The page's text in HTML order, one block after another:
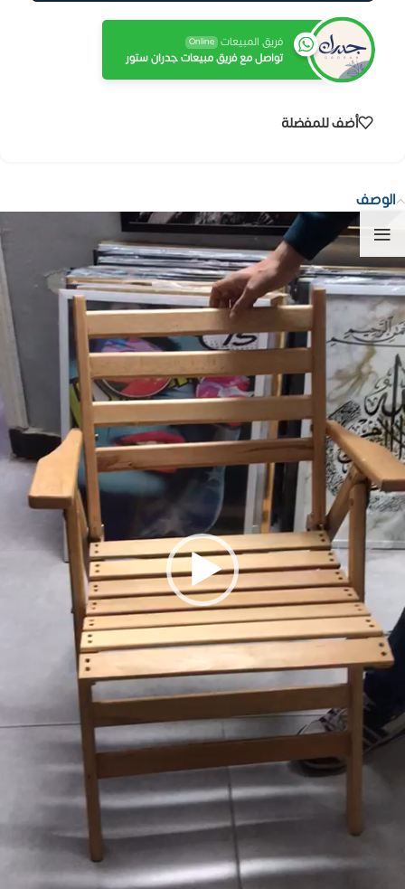
فريق المبيعات Online
تواصل مع فريق مبيعات جدران ستور
أضف للمفضلة
الوصف
الفيديو